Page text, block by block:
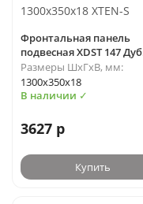
Фронтальная панель
подвесная XDST 147 Дуб
Сонома/Алюминий
1300х350х18 XTEN-S
Размеры ШхГхВ, мм:
1300х350х18
В наличии ✓
3627 р
Купить